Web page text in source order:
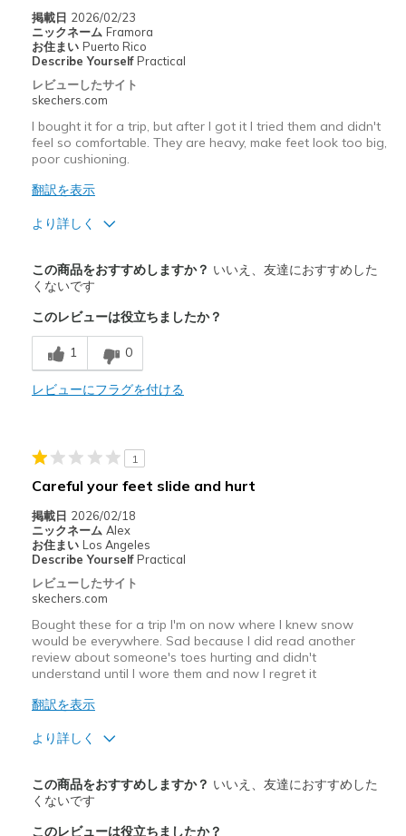
掲載日 2026/02/23
ニックネーム Framora
お住まい Puerto Rico
Describe Yourself Practical
レビューしたサイト
skechers.com
I bought it for a trip, but after I got it I tried them and didn't
feel so comfortable. They are heavy, make feet look too big,
poor cushioning.
翻訳を表示
より詳しく
Difficult to adjust
Heavy
Poor Cushioning
以下に最適
Travel
Width
Feels true to width
Sizing
View On Shoes
この商品をおすすめしますか？ いいえ、友達におすすめした
くないです
このレビューは役立ちましたか？
1 0
レビューにフラグを付ける
1
Careful your feet slide and hurt
掲載日 2026/02/18
ニックネーム Alex
お住まい Los Angeles
Describe Yourself Practical
レビューしたサイト
skechers.com
Bought these for a trip I'm on now where I knew snow
would be everywhere. Sad because I did read another
review about someone's toes hurting and didn't
understand until I wore them and now I regret it
翻訳を表示
より詳しく
Attractive Design
Stylish
この商品をおすすめしますか？ いいえ、友達におすすめした
くないです
このレビューは役立ちましたか？